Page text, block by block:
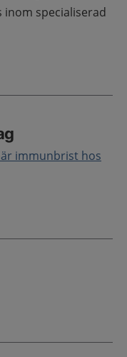
specialiserad
immunbrist hos